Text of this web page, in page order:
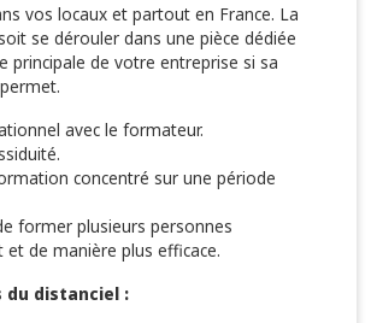
vos locaux et partout en France. La
se dérouler dans une pièce dédiée
principale de votre entreprise si sa
avec le formateur.
concentré sur une période
former plusieurs personnes
de manière plus efficace.
du distanciel :